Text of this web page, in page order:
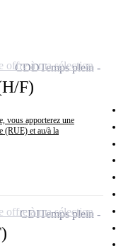
F)
vous apporterez une
(RUE) et au/à la
CDDTemps plein
offre à ma sélection
CDITemps plein
offre à ma sélection